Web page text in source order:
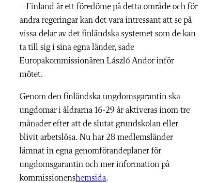
– Finland är ett föredöme på detta område och för
andra regeringar kan det vara intressant att se på
vissa delar av det finländska systemet som de kan
ta till sig i sina egna länder, sade
Europakommissionären László Andor inför
mötet.
Genom den finländska ungdomsgarantin ska
ungdomar i åldrarna 16-29 år aktiveras inom tre
månader efter att de slutat grundskolan eller
blivit arbetslösa. Nu har 28 medlemsländer
lämnat in egna genomförandeplaner för
ungdomsgarantin och mer information på
kommissionenshemsida.